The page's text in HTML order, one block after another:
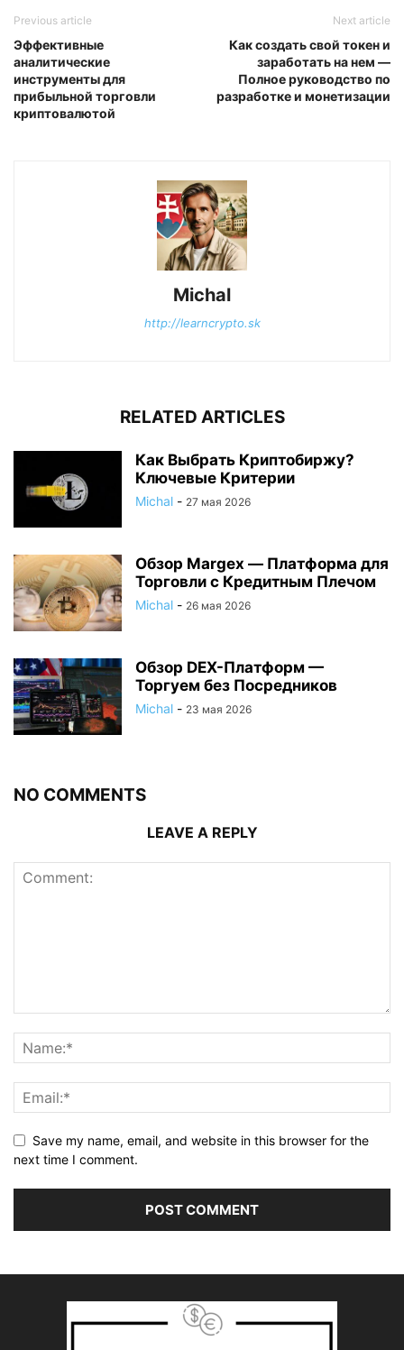
Previous article
Эффективные
аналитические
инструменты для
прибыльной торговли
криптовалютой
Next article
Как создать свой токен и
заработать на нем —
Полное руководство по
разработке и монетизации
Michal
http://learncrypto.sk
RELATED ARTICLES
Как Выбрать Криптобиржу?
Ключевые Критерии
Michal - 27 мая 2026
Обзор Margex — Платформа для
Торговли с Кредитным Плечом
Michal - 26 мая 2026
Обзор DEX-Платформ —
Торгуем без Посредников
Michal - 23 мая 2026
NO COMMENTS
LEAVE A REPLY
Save my name, email, and website in this browser for the
next time I comment.